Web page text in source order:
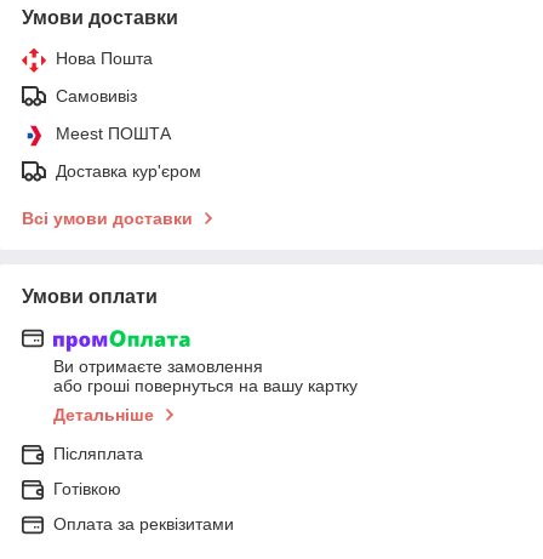
Умови доставки
Нова Пошта
Самовивіз
Meest ПОШТА
Доставка кур'єром
Всі умови доставки
Умови оплати
Ви отримаєте замовлення
або гроші повернуться на вашу картку
Детальніше
Післяплата
Готівкою
Оплата за реквізитами